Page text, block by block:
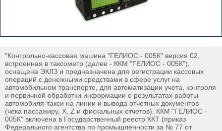
"Контрольно-кассовая машина "ГЕЛИОС - 005К" версия 02,
встроенная в таксометр (далее - ККМ "ГЕЛИОС - 005К"),
оснащена ЭКЛЗ и предназначена для регистрации кассовых
операций с денежными средствами в сфере услуг на
автомобильном транспорте, для автоматизации учета, контроля
и первичной обработки информации о результатах работы
автомобиля-такси на линии и вывода отчетных документов
(чека пассажиру, X, Z и фискальных отчетов). ККМ "ГЕЛИОС -
005К" включена в Государственный реестр ККТ (приказ
Федерального агентства по промышленности за № 77 от